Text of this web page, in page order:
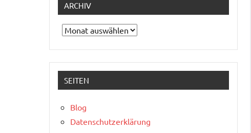
ARCHIV
Archiv
SEITEN
Blog
Datenschutzerklärung